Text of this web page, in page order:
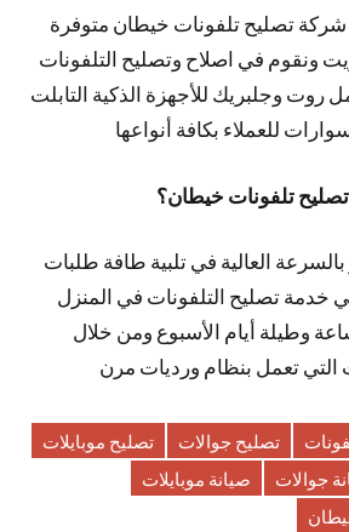
تصليح تلفونات خيطان متوفرة
ونقوم في اصلاح وتصليح التلفونات
روت وجلبريك للأجهزة الذكية التابلت
للعملاء بكافة أنواعها
تلفونات خيطان؟
بالسرعة العالية في تلبية طافة طلبات
خدمة تصليح التلفونات في المنزل
على مدار 24 ساعة وطيلة أيام الأسبوع ومن خلال
التي تعمل بنظام ورديات مرن
تصليح جوالات
تصليح موبايلات
جوالات
صيانة موبايلات